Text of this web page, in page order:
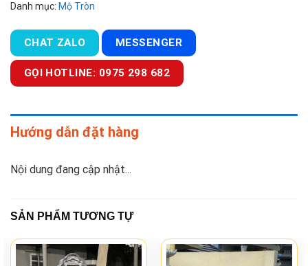
Danh mục: Mộ Tròn
CHAT ZALO MESSENGER
GỌI HOTLINE: 0975 298 682
Hướng dẫn đặt hàng
Nội dung đang cập nhật...
SẢN PHẨM TƯƠNG TỰ